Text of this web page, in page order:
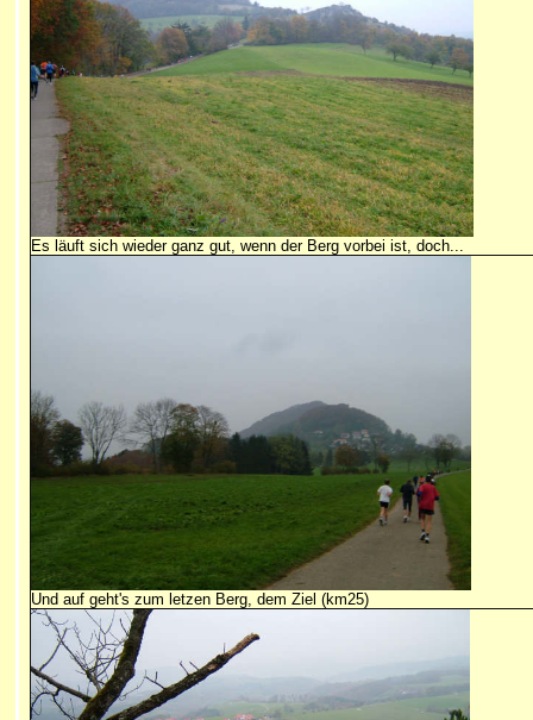
Es läuft sich wieder ganz gut, wenn der Berg vorbei ist, doch...
Und auf geht's zum letzen Berg, dem Ziel (km25)